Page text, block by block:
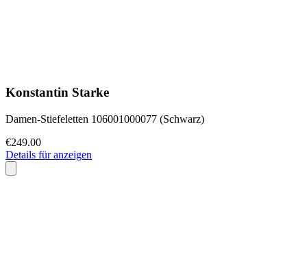
Konstantin Starke
Damen-Stiefeletten 106001000077 (Schwarz)
€249.00
Details für anzeigen